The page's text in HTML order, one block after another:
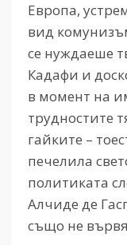
Европа,
вид
се нуждаеше
Кадафи и
в момент на
трудностите
гайките –
печелила
политиката
Алчиде де
също не